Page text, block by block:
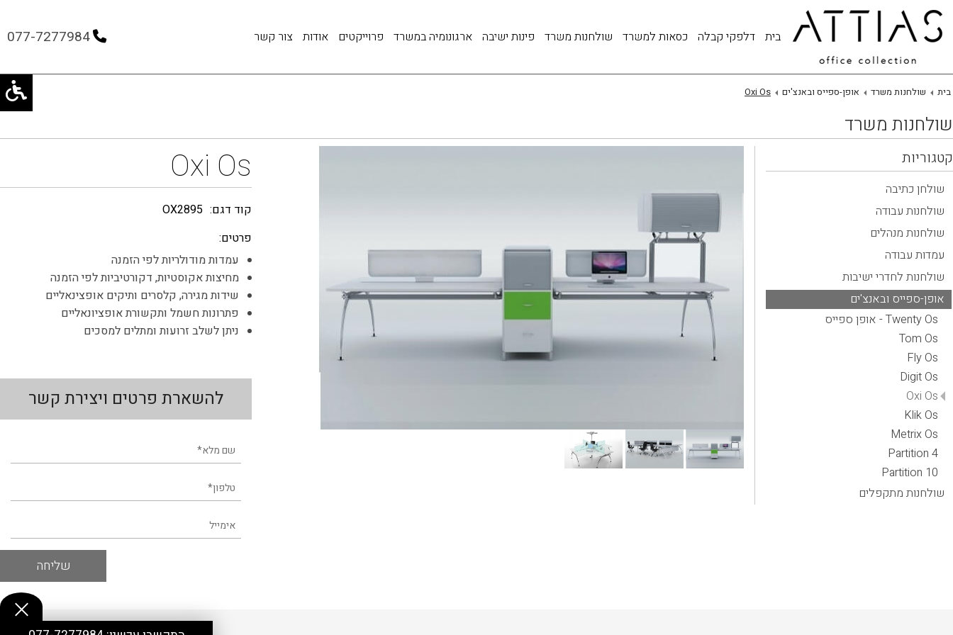
בית דלפקי קבלה כסאות למשרד שולחנות משרד פינות ישיבה ארגונומיה במשרד פרוייקטים אודות צור קשר 077-7277984
בית שולחנות משרד אופן-ספייס ובאנצ'ים Oxi Os
שולחנות משרד
קטגוריות
שולחן כתיבה
שולחנות עבודה
שולחנות מנהלים
עמדות עבודה
שולחנות לחדרי ישיבות
אופן-ספייס ובאנצ'ים
Twenty Os - אופן ספייס
Tom Os
Fly Os
Digit Os
Oxi Os
Klik Os
Metrix Os
Partition 4
Partition 10
שולחנות מתקפלים
Oxi Os
קוד דגם: OX2895
פרטים:
עמדות מודולריות לפי הזמנה
מחיצות אקוסטיות, דקורטיביות לפי הזמנה
שידות מגירה, קלסרים ותיקים אופצינאליים
פתרונות חשמל ותקשורת אופציונאליים
ניתן לשלב זרועות ומתלים למסכים
להשארת פרטים ויצירת קשר